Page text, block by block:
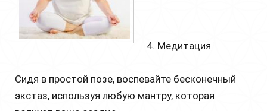
4. Медитация
Сидя в простой позе, воспевайте бесконечный
экстаз, используя любую мантру, которая